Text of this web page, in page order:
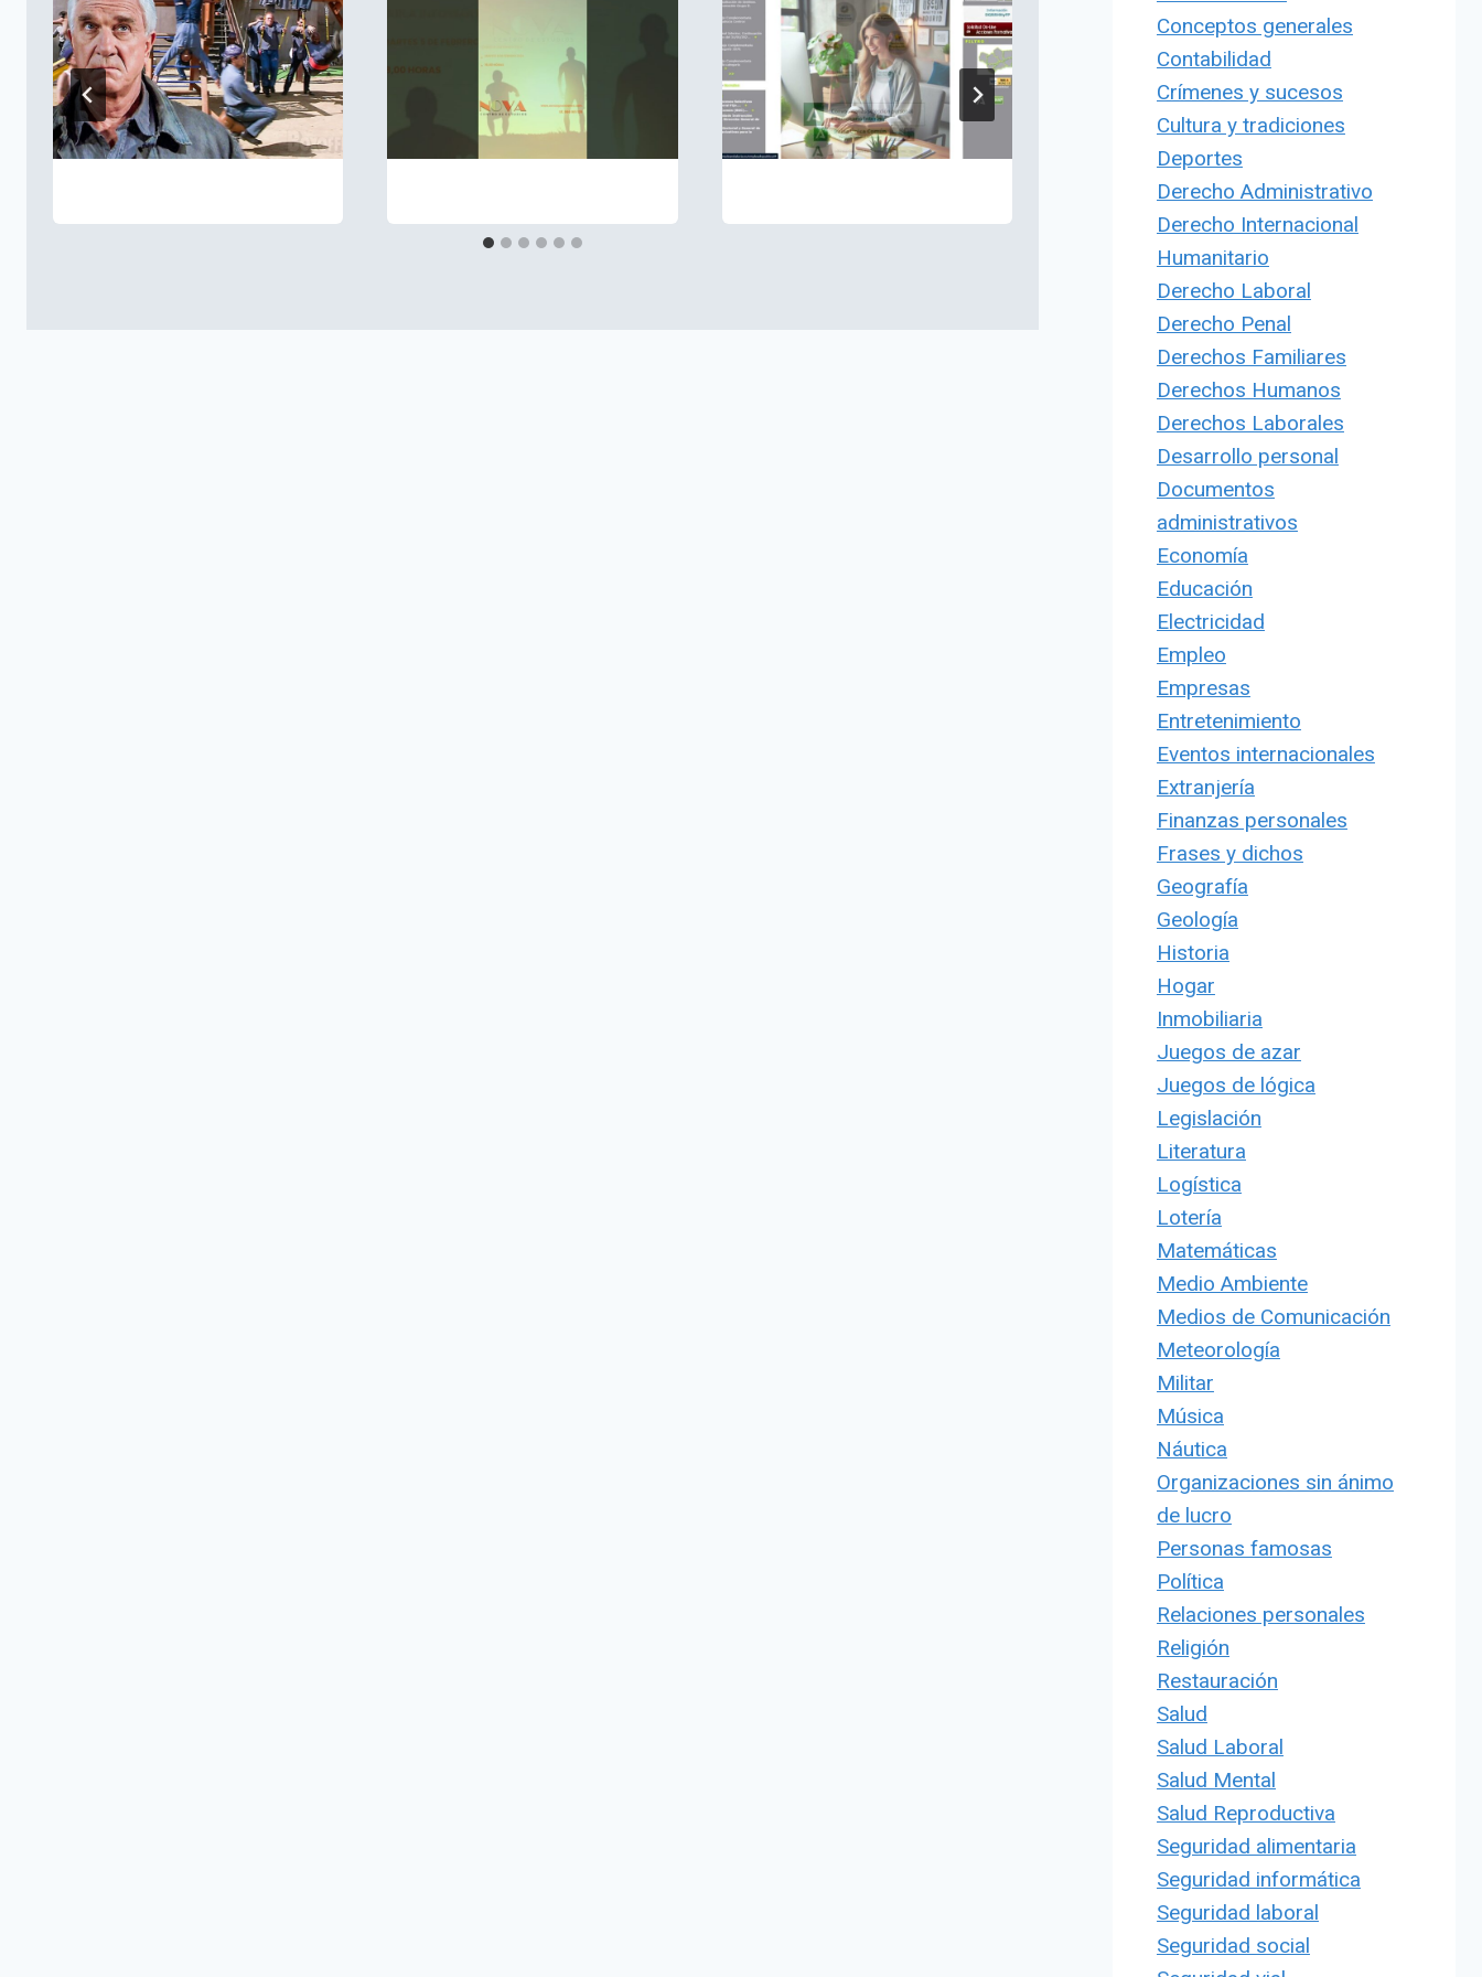
Conceptos generales
Contabilidad
Crímenes y sucesos
Cultura y tradiciones
Deportes
Derecho Administrativo
Derecho Internacional
Humanitario
Derecho Laboral
Derecho Penal
Derechos Familiares
Derechos Humanos
Derechos Laborales
Desarrollo personal
Documentos
administrativos
Economía
Educación
Electricidad
Empleo
Empresas
Entretenimiento
Eventos internacionales
Extranjería
Finanzas personales
Frases y dichos
Geografía
Geología
Historia
Hogar
Inmobiliaria
Juegos de azar
Juegos de lógica
Legislación
Literatura
Logística
Lotería
Matemáticas
Medio Ambiente
Medios de Comunicación
Meteorología
Militar
Música
Náutica
Organizaciones sin ánimo
de lucro
Personas famosas
Política
Relaciones personales
Religión
Restauración
Salud
Salud Laboral
Salud Mental
Salud Reproductiva
Seguridad alimentaria
Seguridad informática
Seguridad laboral
Seguridad social